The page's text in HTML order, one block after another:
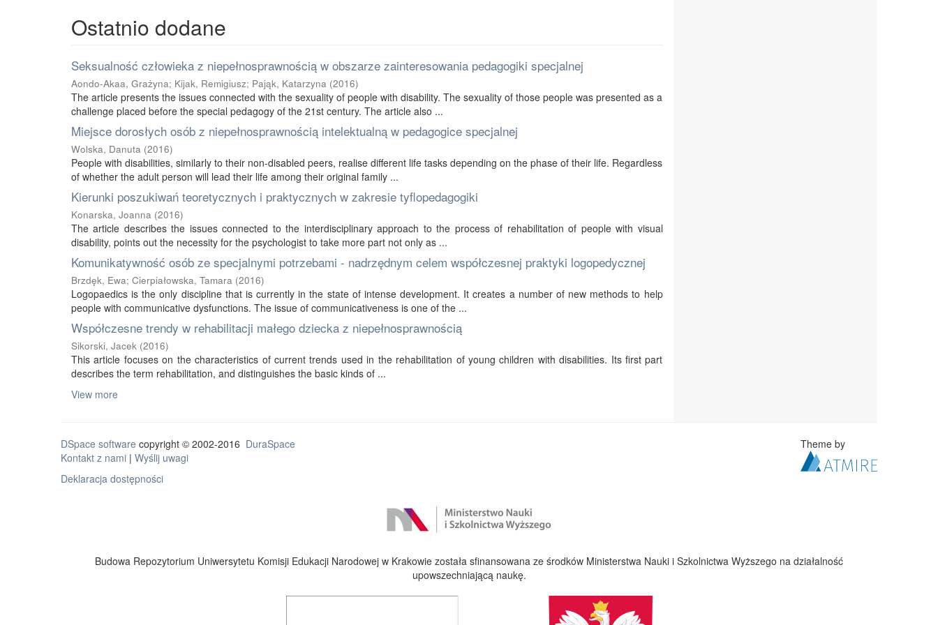
Ostatnio dodane
Seksualność człowieka z niepełnosprawnością w obszarze zainteresowania pedagogiki specjalnej
Aondo-Akaa, Grażyna; Kijak, Remigiusz; Pająk, Katarzyna (2016)
The article presents the issues connected with the sexuality of people with disability. The sexuality of those people was presented as a
challenge placed before the special pedagogy of the 21st century. The article also ...
Miejsce dorosłych osób z niepełnosprawnością intelektualną w pedagogice specjalnej
Wolska, Danuta (2016)
People with disabilities, similarly to their non-disabled peers, realise different life tasks depending on the phase of their life. Regardless
of whether the adult person will lead their life among their original family ...
Kierunki poszukiwań teoretycznych i praktycznych w zakresie tyflopedagogiki
Konarska, Joanna (2016)
The article describes the issues connected to the interdisciplinary approach to the process of rehabilitation of people with visual
disability, points out the necessity for the psychologist to take more part not only as ...
Komunikatywność osób ze specjalnymi potrzebami - nadrzędnym celem współczesnej praktyki logopedycznej
Brzdęk, Ewa; Cierpiałowska, Tamara (2016)
Logopaedics is the only discipline that is currently in the state of intense development. It creates a number of new methods to help
people with communicative dysfunctions. The issue of communicativeness is one of the ...
Współczesne trendy w rehabilitacji małego dziecka z niepełnosprawnością
Sikorski, Jacek (2016)
This article focuses on the characteristics of current trends used in the rehabilitation of young children with disabilities. Its first part
describes the term rehabilitation, and distinguishes the basic kinds of ...
View more
DSpace software copyright © 2002-2016 DuraSpace
Kontakt z nami | Wyślij uwagi
Deklaracja dostępności
Theme by
Budowa Repozytorium Uniwersytetu Komisji Edukacji Narodowej w Krakowie została sfinansowana ze środków Ministerstwa Nauki i Szkolnictwa Wyższego na działalność
upowszechniającą naukę.